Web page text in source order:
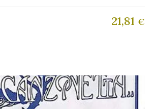
21,81 €